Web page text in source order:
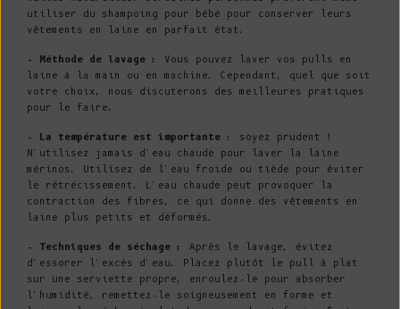
utiliser du shampoing pour bébé pour conserver leurs
vêtements en laine en parfait état.
- Méthode de lavage :
Vous pouvez laver vos pulls en
laine à la main ou en machine. Cependant, quel que soit
votre choix, nous discuterons des meilleures pratiques
pour le faire.
- La température est importante : soyez prudent !
N'utilisez jamais d'eau chaude pour laver la laine
mérinos. Utilisez de l'eau froide ou tiède pour éviter
le rétrécissement. L'eau chaude peut provoquer la
contraction des fibres, ce qui donne des vêtements en
laine plus petits et déformés.
- Techniques de séchage :
Après le lavage, évitez
d'essorer l'excès d'eau. Placez plutôt le pull à plat
sur une serviette propre, enroulez-le pour absorber
l'humidité, remettez-le soigneusement en forme et